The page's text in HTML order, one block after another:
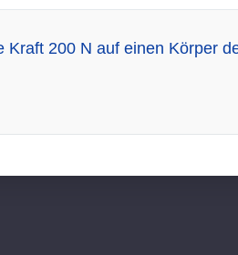
Kraft 200 N auf einen Körper